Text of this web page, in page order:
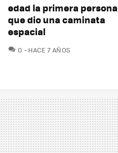
edad la primera persona
que dio una caminata
espacial
0 COMENTARIOS
HACE 7 AÑOS